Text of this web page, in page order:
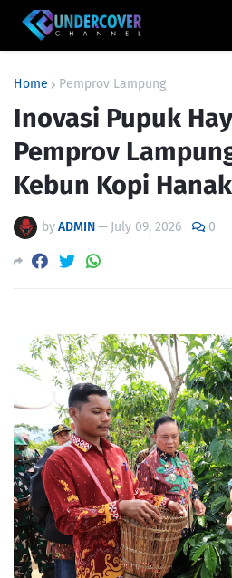
Home Pemprov Lampung
Inovasi Pupuk
Pemprov
Kebun Kopi
byADMIN— July 09, 2026 0